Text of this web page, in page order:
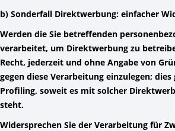
b) Sonderfall Direktwerbung: einfacher
Werden die Sie betreffenden
verarbeitet, um Direktwerbung zu
Recht, jederzeit und ohne Angabe von
gegen diese Verarbeitung einzulegen;
Profiling, soweit es mit solcher
steht.
Widersprechen Sie der Verarbeitung für